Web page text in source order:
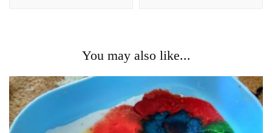
You may also like...